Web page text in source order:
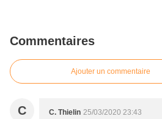
Commentaires
Ajouter un commentaire
C C. Thielin 25/03/2020 23:43